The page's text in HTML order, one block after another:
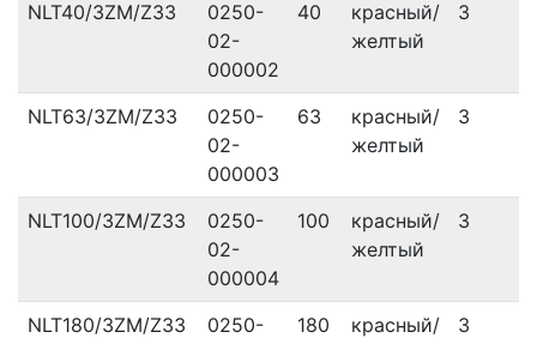
NLT40/3ZM/Z33
0250-
02-
000002
40
красный/
желтый
3
NLT63/3ZM/Z33
0250-
02-
000003
63
красный/
желтый
3
NLT100/3ZM/Z33
0250-
02-
000004
100
красный/
желтый
3
NLT180/3ZM/Z33
0250-
180
красный/
3